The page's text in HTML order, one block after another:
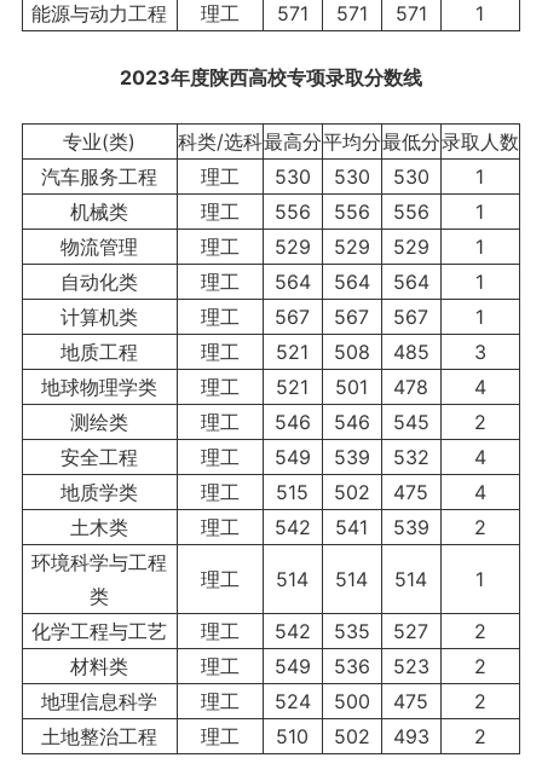
能源与动力工程
理工 571 571 571 1
2023年度陕西高校专项录取分数线
专业(类) 科类/选科最高分平均分最低分录取人数
汽车服务工程
理工 530 530 530
1
机械类
理工 556 556 556
1
物流管理
理工 529 529 529
1
自动化类
理工 564 564 564
1
计算机类
理工 567 567 567
1
地质工程
理工 521 508 485
3
地球物理学类
理工 521 501 478
4
测绘类
理工 546 546 545
2
安全工程
理工 549 539 532
4
地质学类
理工 515 502 475
4
土木类
理工 542 541 539
2
环境科学与工程
类
理工 514 514 514 1
化学工程与工艺 理工 542 535 527
2
材料类
理工 549 536 523
2
地理信息科学
理工 524 500 475
2
土地整治工程
理工 510 502 493 2